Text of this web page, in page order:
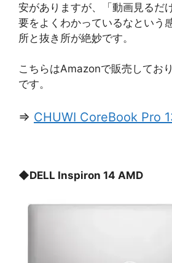
安がありますが、「動画見るだ
要をよくわかっているなという
所と抜き所が絶妙です。
こちらはAmazonで販売してお
です。
⇒ CHUWI CoreBook Pro
◆DELL Inspiron 14 AMD